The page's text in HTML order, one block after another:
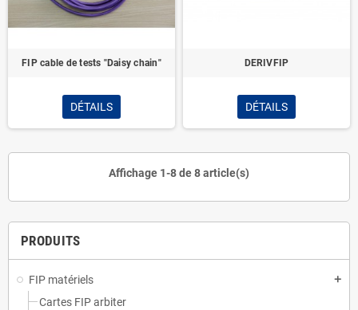
PRODUITS
FIP matériels add
Cartes FIP arbiter
FIP cable de tests "Daisy chain"
DÉTAILS
DERIVFIP
DÉTAILS
Affichage 1-8 de 8 article(s)